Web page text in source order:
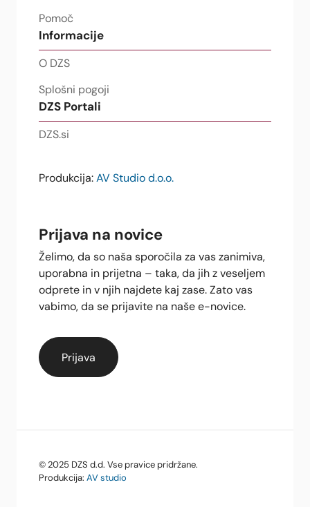
Pomoč
Informacije
O DZS
Splošni pogoji
DZS Portali
DZS.si
Produkcija: AV Studio d.o.o.
Prijava na novice
Želimo, da so naša sporočila za vas zanimiva,
uporabna in prijetna – taka, da jih z veseljem
odprete in v njih najdete kaj zase. Zato vas
vabimo, da se prijavite na naše e-novice.
© 2025 DZS d.d. Vse pravice pridržane.
Produkcija: AV studio